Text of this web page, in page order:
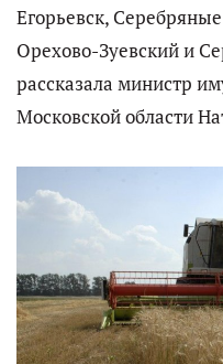
Егорьевск,
Орехово-Зуевский и
рассказала министр
Московской области